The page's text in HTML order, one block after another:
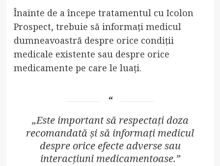
Înainte de a începe tratamentul cu Icolon
Prospect, trebuie să informați medicul
dumneavoastră despre orice condiții
medicale existente sau despre orice
medicamente pe care le luați.
„Este important să respectați doza
recomandată și să informați medicul
despre orice efecte adverse sau
interacțiuni medicamentoase.”